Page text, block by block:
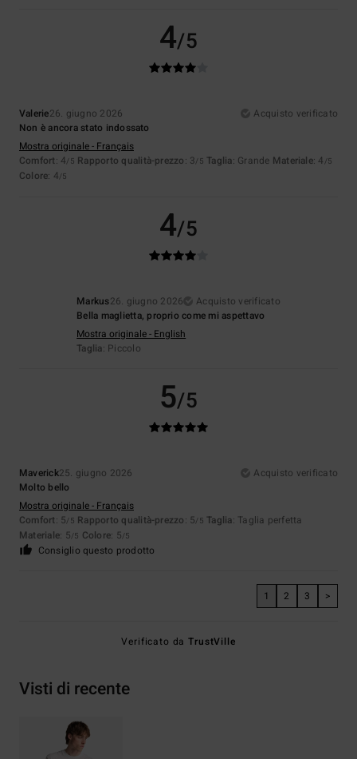
4/5
Valerie26. giugno 2026
Acquisto verificato
Non è ancora stato indossato
Mostra originale - Français
Comfort: 4/5 Rapporto qualità-prezzo: 3/5 Taglia: Grande Materiale: 4 /5
Colore: 4/5
4/5
Markus26. giugno 2026
Acquisto verificato
Bella maglietta, proprio come mi aspettavo
Mostra originale - English
Taglia: Piccolo
5/5
Maverick25. giugno 2026
Acquisto verificato
Molto bello
Mostra originale - Français
Comfort: 5/5 Rapporto qualità-prezzo: 5/5 Taglia: Taglia perfetta
Materiale: 5/5 Colore: 5/5
Consiglio questo prodotto
1 2 3 >
Verificato daTrustVille
Visti di recente